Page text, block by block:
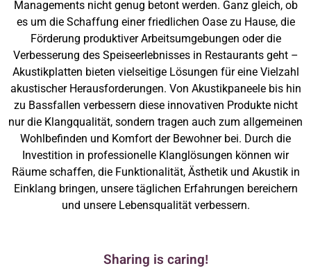
Managements nicht genug betont werden. Ganz gleich, ob
es um die Schaffung einer friedlichen Oase zu Hause, die
Förderung produktiver Arbeitsumgebungen oder die
Verbesserung des Speiseerlebnisses in Restaurants geht –
Akustikplatten bieten vielseitige Lösungen für eine Vielzahl
akustischer Herausforderungen. Von Akustikpaneele bis hin
zu Bassfallen verbessern diese innovativen Produkte nicht
nur die Klangqualität, sondern tragen auch zum allgemeinen
Wohlbefinden und Komfort der Bewohner bei. Durch die
Investition in professionelle Klanglösungen können wir
Räume schaffen, die Funktionalität, Ästhetik und Akustik in
Einklang bringen, unsere täglichen Erfahrungen bereichern
und unsere Lebensqualität verbessern.
Sharing is caring!